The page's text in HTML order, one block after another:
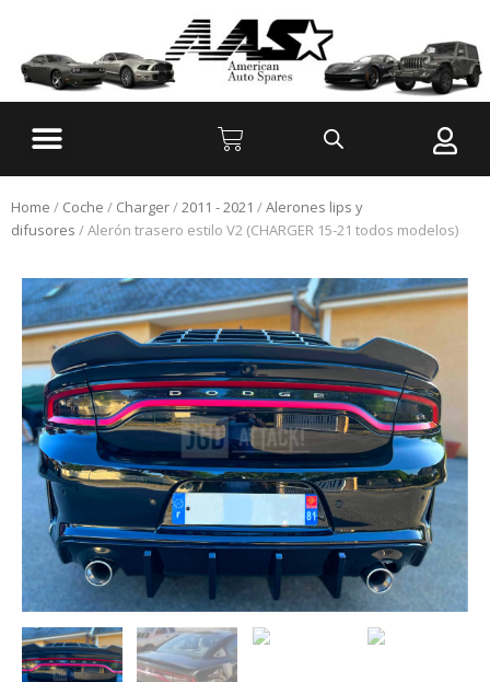
Home / Coche / Charger/2011 - 2021 /Alerones lips y
difusores / Alerón trasero estilo V2 (CHARGER 15-21 todos modelos)